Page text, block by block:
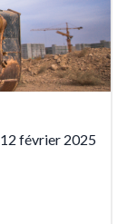
12 février 2025